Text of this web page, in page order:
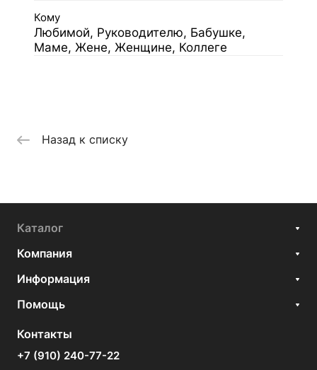
Кому
Любимой, Руководителю, Бабушке,
Маме, Жене, Женщине, Коллеге
Назад к списку
Каталог
Компания
Информация
Помощь
Контакты
+7 (910) 240-77-22